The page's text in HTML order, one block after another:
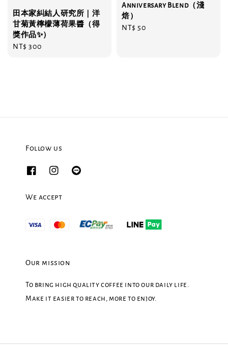
田本家糾結人研究所｜洋
甘菊黃檸檬薄荷果醬（得
獎作品✨）
Regular
NT$ 300
Anniversary Blend（淺
焙）
Regular
NT$ 50
Follow us
We accept
Our mission
To bring high quality coffee into our daily life.
Make it easier to reach, more to enjoy.